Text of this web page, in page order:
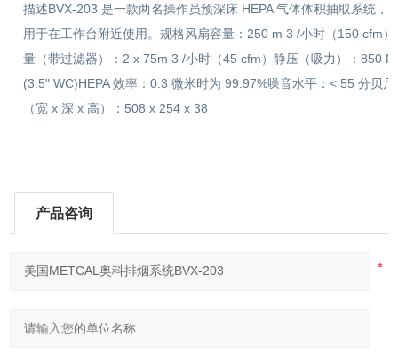
描述BVX-203 是一款两名操作员预深床 HEPA 气体体积抽取系统，
用于在工作台附近使用。规格风扇容量：250 m 3 /小时（150 cfm）
量（带过滤器）：2 x 75m 3 /小时（45 cfm）静压（吸力）：850
(3.5" WC)HEPA 效率：0.3 微米时为 99.97%噪音水平：< 55 分贝尺
（宽 x 深 x 高）：508 x 254 x 38
产品咨询